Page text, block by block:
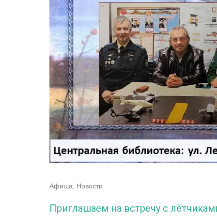
Афиша Новости
Приглашаем на встречу с